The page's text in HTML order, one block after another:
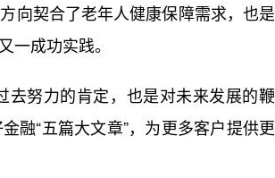
向契合了老年人健康保障需求，也是
一成功实践。
努力的肯定，也是对未来发展的鞭
融“五篇大文章”，为更多客户提供更